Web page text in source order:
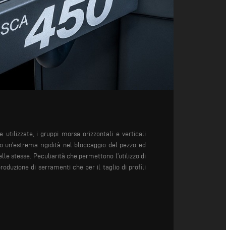
utilizzate, i gruppi morsa orizzontali e verticali
un'estrema rigidità nel bloccaggio del pezzo ed
stesse. Peculiarità che permettono l’utilizzo di
di serramenti che per il taglio di profili